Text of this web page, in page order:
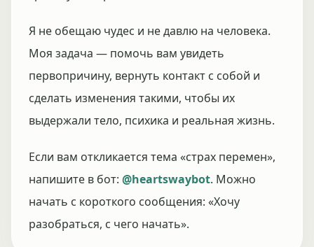
Я не обещаю чудес и не давлю на человека.
Моя задача — помочь вам увидеть
первопричину, вернуть контакт с собой и
сделать изменения такими, чтобы их
выдержали тело, психика и реальная жизнь.
Если вам откликается тема «страх перемен»,
напишите в бот: @heartswaybot. Можно
начать с короткого сообщения: «Хочу
разобраться, с чего начать».